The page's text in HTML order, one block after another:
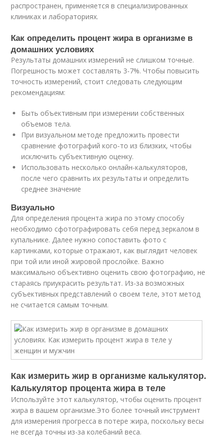
распространен, применяется в специализированных
клиниках и лабораториях.
Как определить процент жира в организме в
домашних условиях
Результаты домашних измерений не слишком точные.
Погрешность может составлять 3-7%. Чтобы повысить
точность измерений, стоит следовать следующим
рекомендациям:
Быть объективным при измерении собственных
объемов тела.
При визуальном методе предложить провести
сравнение фотографий кого-то из близких, чтобы
исключить субъективную оценку.
Использовать несколько онлайн-калькуляторов,
после чего сравнить их результаты и определить
среднее значение
Визуально
Для определения процента жира по этому способу
необходимо сфотографировать себя перед зеркалом в
купальнике. Далее нужно сопоставить фото с
картинками, которые отражают, как выглядит человек
при той или иной жировой прослойке. Важно
максимально объективно оценить свою фотографию, не
стараясь приукрасить результат. Из-за возможных
субъективных представлений о своем теле, этот метод
не считается самым точным.
Как измерить жир в организме калькулятор.
Калькулятор процента жира в теле
Используйте этот калькулятор, чтобы оценить процент
жира в вашем организме.Это более точный инструмент
для измерения прогресса в потере жира, поскольку весы
не всегда точны из-за колебаний веса.